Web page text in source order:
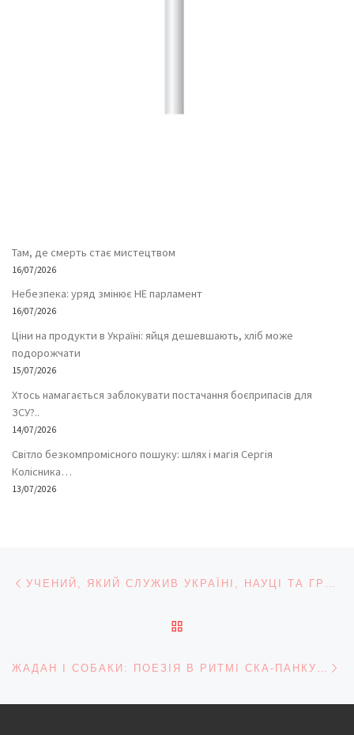
Там, де смерть стає мистецтвом
16/07/2026
Небезпека: уряд змінює НЕ парламент
16/07/2026
Ціни на продукти в Україні: яйця дешевшають, хліб може
подорожчати
15/07/2026
Хтось намагається заблокувати постачання боєприпасів для
ЗСУ?..
14/07/2026
Світло безкомпромісного пошуку: шлях і магія Сергія
Колісника…
13/07/2026
Навігація записів